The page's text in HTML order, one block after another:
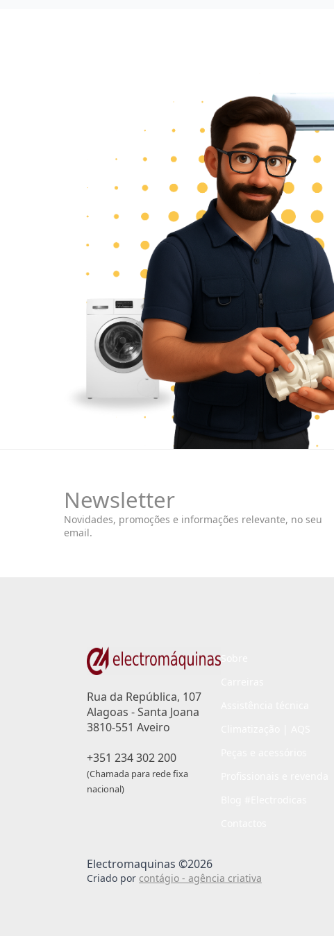
Newsletter
Novidades, promoções e informações relevante, no seu
email.
Rua da República, 107
Alagoas - Santa Joana
3810-551 Aveiro
+351 234 302 200
(Chamada para rede fixa
nacional)
Electromaquinas ©2026
Criado por contágio - agência criativa